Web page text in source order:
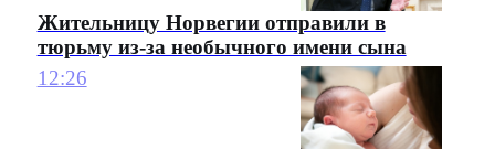
Жительницу Норвегии отправили в
тюрьму из-за необычного имени сына
12:26